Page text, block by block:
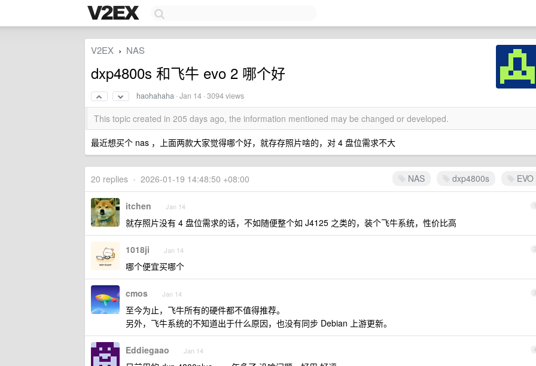
V2EX › NAS
dxp4800s 和飞牛 evo 2 哪个好
haohahaha ·Jan 14 · 3094 views
This topic created in 205 days ago, the information mentioned may be changed or developed.
最近想买个 nas ，上面两款大家觉得哪个好，就存存照片啥的，对 4 盘位需求不大
NAS dxp4800s EVO
20 replies • 2026-01-19 14:48:50 +08:00
1
itchen Jan 14
就存照片没有 4 盘位需求的话，不如随便整个如 J4125 之类的，装个飞牛系统，性价比高
2
1018ji Jan 14
哪个便宜买哪个
3
cmos Jan 14
至今为止，飞牛所有的硬件都不值得推荐。
另外，飞牛系统的不知道出于什么原因，也没有同步 Debian 上游更新。
4
Eddiegaao Jan 14